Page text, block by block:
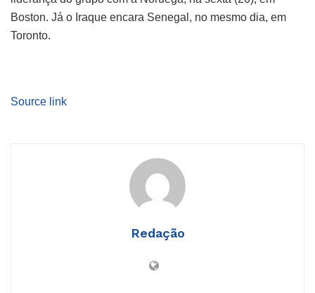
Boston. Já o Iraque encara Senegal, no mesmo dia, em
Toronto.
Source link
Redação